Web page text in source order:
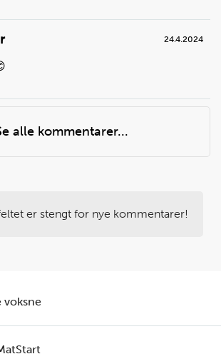
24.4.2024
alle kommentarer...
er stengt for nye kommentarer!
voksne